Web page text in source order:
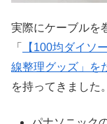
実際にケーブルを
「
【100均ダイソ
線整理グッズ」を
を持ってきました。